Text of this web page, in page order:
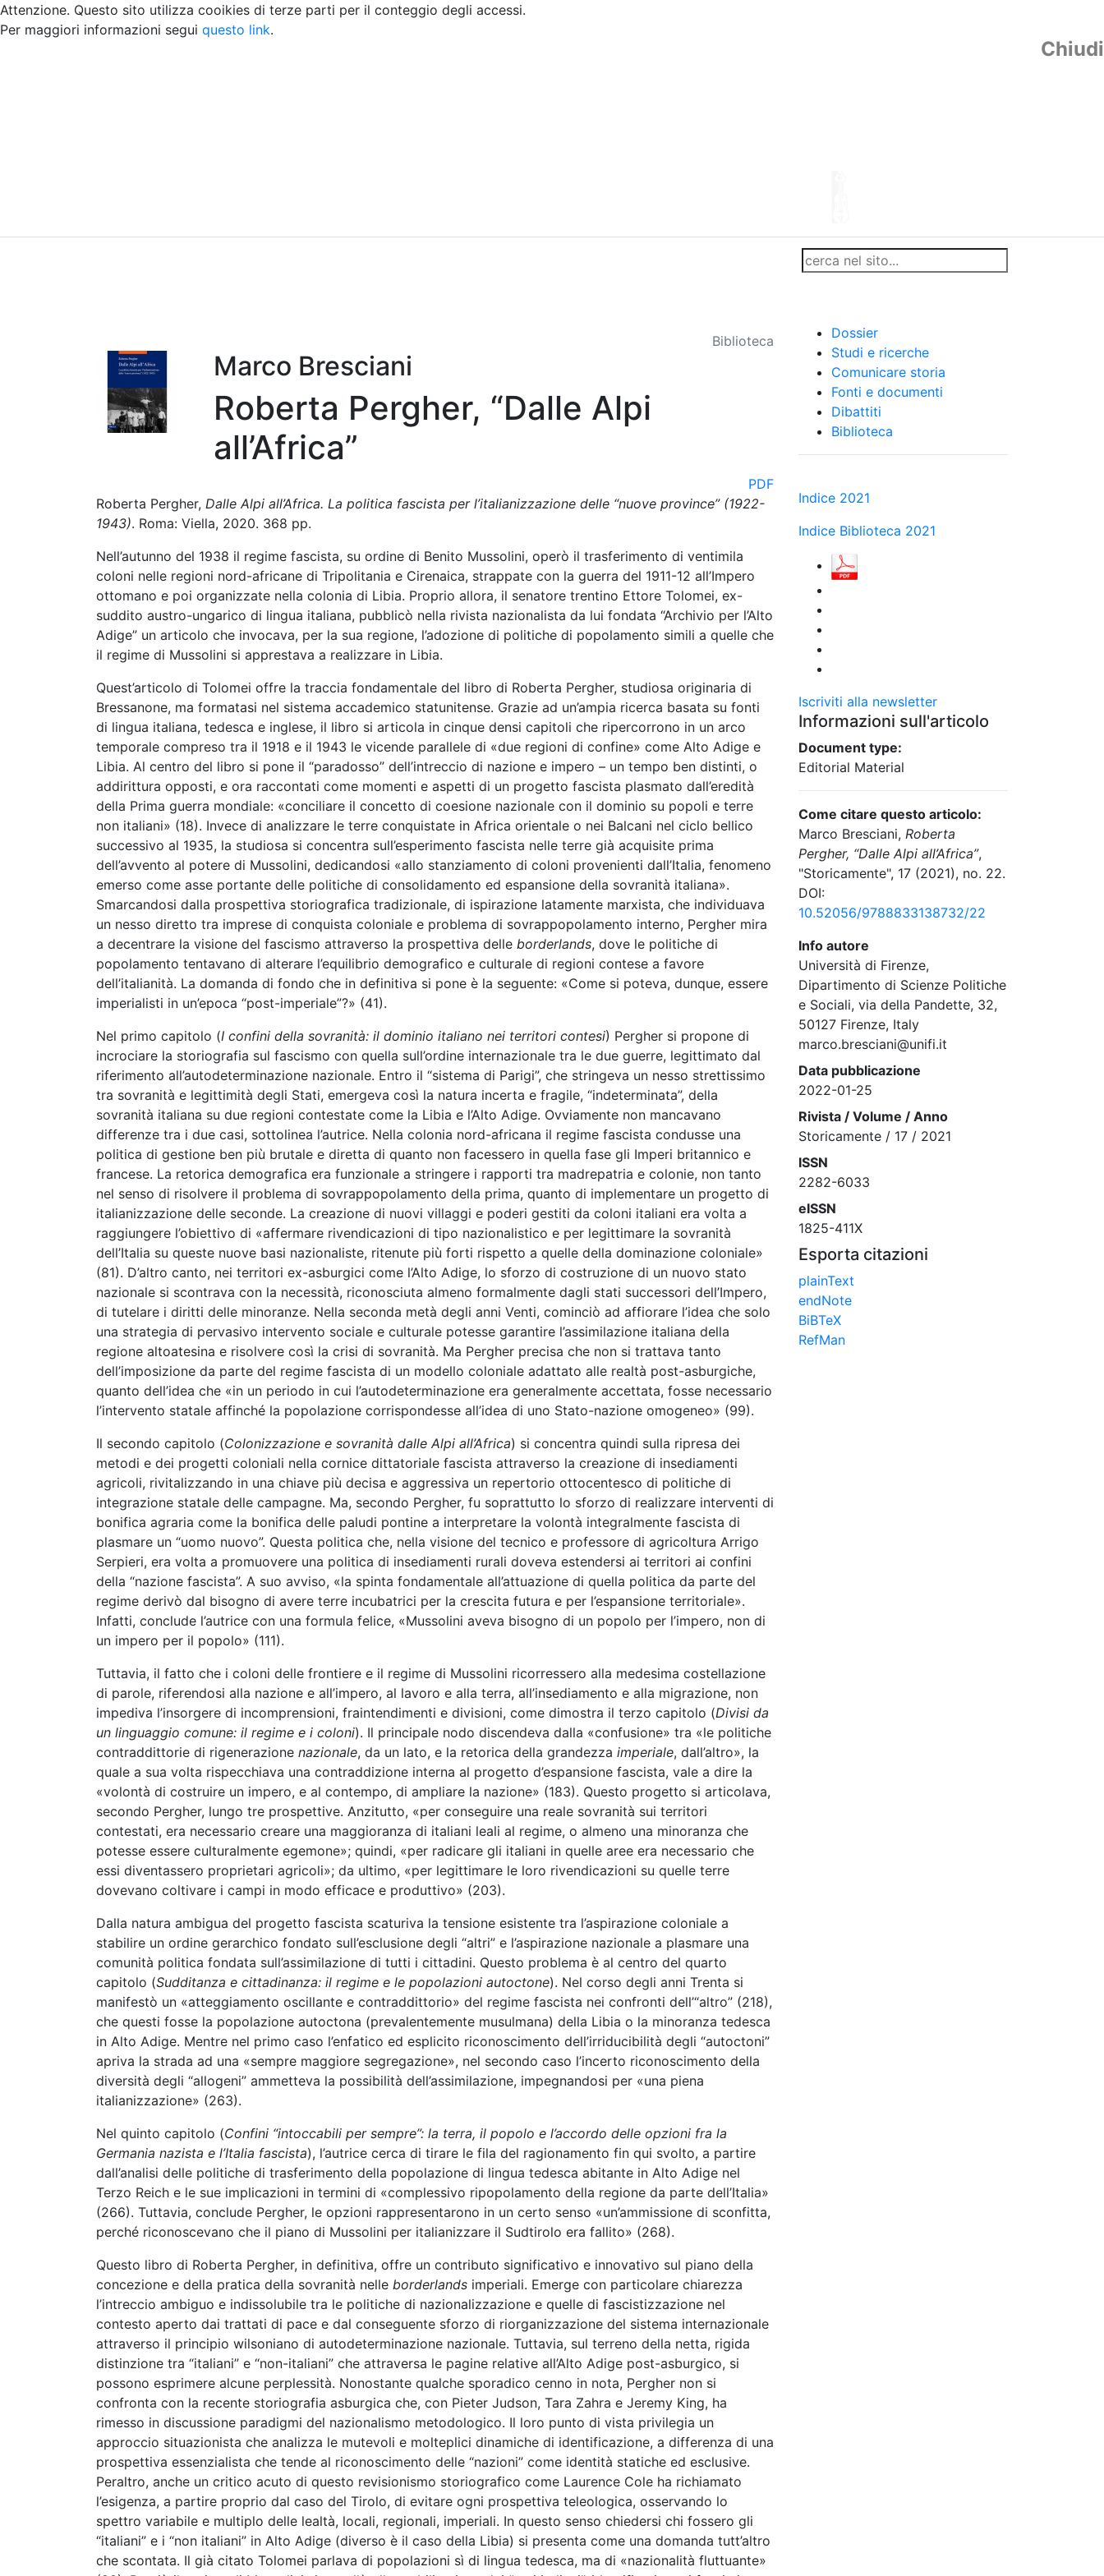
Attenzione. Questo sito utilizza cooikies di terze parti per il conteggio degli accessi.
Per maggiori informazioni segui questo link.
Chiudi
Biblioteca
Marco Bresciani
Roberta Pergher, “Dalle Alpi
all’Africa”
PDF
Roberta Pergher, Dalle Alpi all’Africa. La politica fascista per l’italianizzazione delle “nuove province” (1922-
1943). Roma: Viella, 2020. 368 pp.
Nell’autunno del 1938 il regime fascista, su ordine di Benito Mussolini, operò il trasferimento di ventimila
coloni nelle regioni nord-africane di Tripolitania e Cirenaica, strappate con la guerra del 1911-12 all’Impero
ottomano e poi organizzate nella colonia di Libia. Proprio allora, il senatore trentino Ettore Tolomei, ex-
suddito austro-ungarico di lingua italiana, pubblicò nella rivista nazionalista da lui fondata “Archivio per l’Alto
Adige” un articolo che invocava, per la sua regione, l’adozione di politiche di popolamento simili a quelle che
il regime di Mussolini si apprestava a realizzare in Libia.
Quest’articolo di Tolomei offre la traccia fondamentale del libro di Roberta Pergher, studiosa originaria di
Bressanone, ma formatasi nel sistema accademico statunitense. Grazie ad un’ampia ricerca basata su fonti
di lingua italiana, tedesca e inglese, il libro si articola in cinque densi capitoli che ripercorrono in un arco
temporale compreso tra il 1918 e il 1943 le vicende parallele di «due regioni di confine» come Alto Adige e
Libia. Al centro del libro si pone il “paradosso” dell’intreccio di nazione e impero – un tempo ben distinti, o
addirittura opposti, e ora raccontati come momenti e aspetti di un progetto fascista plasmato dall’eredità
della Prima guerra mondiale: «conciliare il concetto di coesione nazionale con il dominio su popoli e terre
non italiani» (18). Invece di analizzare le terre conquistate in Africa orientale o nei Balcani nel ciclo bellico
successivo al 1935, la studiosa si concentra sull’esperimento fascista nelle terre già acquisite prima
dell’avvento al potere di Mussolini, dedicandosi «allo stanziamento di coloni provenienti dall’Italia, fenomeno
emerso come asse portante delle politiche di consolidamento ed espansione della sovranità italiana».
Smarcandosi dalla prospettiva storiografica tradizionale, di ispirazione latamente marxista, che individuava
un nesso diretto tra imprese di conquista coloniale e problema di sovrappopolamento interno, Pergher mira
a decentrare la visione del fascismo attraverso la prospettiva delle borderlands, dove le politiche di
popolamento tentavano di alterare l’equilibrio demografico e culturale di regioni contese a favore
dell’italianità. La domanda di fondo che in definitiva si pone è la seguente: «Come si poteva, dunque, essere
imperialisti in un’epoca “post-imperiale”?» (41).
Nel primo capitolo (I confini della sovranità: il dominio italiano nei territori contesi) Pergher si propone di
incrociare la storiografia sul fascismo con quella sull’ordine internazionale tra le due guerre, legittimato dal
riferimento all’autodeterminazione nazionale. Entro il “sistema di Parigi”, che stringeva un nesso strettissimo
tra sovranità e legittimità degli Stati, emergeva così la natura incerta e fragile, “indeterminata”, della
sovranità italiana su due regioni contestate come la Libia e l’Alto Adige. Ovviamente non mancavano
differenze tra i due casi, sottolinea l’autrice. Nella colonia nord-africana il regime fascista condusse una
politica di gestione ben più brutale e diretta di quanto non facessero in quella fase gli Imperi britannico e
francese. La retorica demografica era funzionale a stringere i rapporti tra madrepatria e colonie, non tanto
nel senso di risolvere il problema di sovrappopolamento della prima, quanto di implementare un progetto di
italianizzazione delle seconde. La creazione di nuovi villaggi e poderi gestiti da coloni italiani era volta a
raggiungere l’obiettivo di «affermare rivendicazioni di tipo nazionalistico e per legittimare la sovranità
dell’Italia su queste nuove basi nazionaliste, ritenute più forti rispetto a quelle della dominazione coloniale»
(81). D’altro canto, nei territori ex-asburgici come l’Alto Adige, lo sforzo di costruzione di un nuovo stato
nazionale si scontrava con la necessità, riconosciuta almeno formalmente dagli stati successori dell’Impero,
di tutelare i diritti delle minoranze. Nella seconda metà degli anni Venti, cominciò ad affiorare l’idea che solo
una strategia di pervasivo intervento sociale e culturale potesse garantire l’assimilazione italiana della
regione altoatesina e risolvere così la crisi di sovranità. Ma Pergher precisa che non si trattava tanto
dell’imposizione da parte del regime fascista di un modello coloniale adattato alle realtà post-asburgiche,
quanto dell’idea che «in un periodo in cui l’autodeterminazione era generalmente accettata, fosse necessario
l’intervento statale affinché la popolazione corrispondesse all’idea di uno Stato-nazione omogeneo» (99).
Il secondo capitolo (Colonizzazione e sovranità dalle Alpi all’Africa) si concentra quindi sulla ripresa dei
metodi e dei progetti coloniali nella cornice dittatoriale fascista attraverso la creazione di insediamenti
agricoli, rivitalizzando in una chiave più decisa e aggressiva un repertorio ottocentesco di politiche di
integrazione statale delle campagne. Ma, secondo Pergher, fu soprattutto lo sforzo di realizzare interventi di
bonifica agraria come la bonifica delle paludi pontine a interpretare la volontà integralmente fascista di
plasmare un “uomo nuovo”. Questa politica che, nella visione del tecnico e professore di agricoltura Arrigo
Serpieri, era volta a promuovere una politica di insediamenti rurali doveva estendersi ai territori ai confini
della “nazione fascista”. A suo avviso, «la spinta fondamentale all’attuazione di quella politica da parte del
regime derivò dal bisogno di avere terre incubatrici per la crescita futura e per l’espansione territoriale».
Infatti, conclude l’autrice con una formula felice, «Mussolini aveva bisogno di un popolo per l’impero, non di
un impero per il popolo» (111).
Tuttavia, il fatto che i coloni delle frontiere e il regime di Mussolini ricorressero alla medesima costellazione
di parole, riferendosi alla nazione e all’impero, al lavoro e alla terra, all’insediamento e alla migrazione, non
impediva l’insorgere di incomprensioni, fraintendimenti e divisioni, come dimostra il terzo capitolo (Divisi da
un linguaggio comune: il regime e i coloni). Il principale nodo discendeva dalla «confusione» tra «le politiche
contraddittorie di rigenerazione nazionale, da un lato, e la retorica della grandezza imperiale, dall’altro», la
quale a sua volta rispecchiava una contraddizione interna al progetto d’espansione fascista, vale a dire la
«volontà di costruire un impero, e al contempo, di ampliare la nazione» (183). Questo progetto si articolava,
secondo Pergher, lungo tre prospettive. Anzitutto, «per conseguire una reale sovranità sui territori
contestati, era necessario creare una maggioranza di italiani leali al regime, o almeno una minoranza che
potesse essere culturalmente egemone»; quindi, «per radicare gli italiani in quelle aree era necessario che
essi diventassero proprietari agricoli»; da ultimo, «per legittimare le loro rivendicazioni su quelle terre
dovevano coltivare i campi in modo efficace e produttivo» (203).
Dalla natura ambigua del progetto fascista scaturiva la tensione esistente tra l’aspirazione coloniale a
stabilire un ordine gerarchico fondato sull’esclusione degli “altri” e l’aspirazione nazionale a plasmare una
comunità politica fondata sull’assimilazione di tutti i cittadini. Questo problema è al centro del quarto
capitolo (Sudditanza e cittadinanza: il regime e le popolazioni autoctone). Nel corso degli anni Trenta si
manifestò un «atteggiamento oscillante e contraddittorio» del regime fascista nei confronti dell’“altro” (218),
che questi fosse la popolazione autoctona (prevalentemente musulmana) della Libia o la minoranza tedesca
in Alto Adige. Mentre nel primo caso l’enfatico ed esplicito riconoscimento dell’irriducibilità degli “autoctoni”
apriva la strada ad una «sempre maggiore segregazione», nel secondo caso l’incerto riconoscimento della
diversità degli “allogeni” ammetteva la possibilità dell’assimilazione, impegnandosi per «una piena
italianizzazione» (263).
Nel quinto capitolo (Confini “intoccabili per sempre”: la terra, il popolo e l’accordo delle opzioni fra la
Germania nazista e l’Italia fascista), l’autrice cerca di tirare le fila del ragionamento fin qui svolto, a partire
dall’analisi delle politiche di trasferimento della popolazione di lingua tedesca abitante in Alto Adige nel
Terzo Reich e le sue implicazioni in termini di «complessivo ripopolamento della regione da parte dell’Italia»
(266). Tuttavia, conclude Pergher, le opzioni rappresentarono in un certo senso «un’ammissione di sconfitta,
perché riconoscevano che il piano di Mussolini per italianizzare il Sudtirolo era fallito» (268).
Questo libro di Roberta Pergher, in definitiva, offre un contributo significativo e innovativo sul piano della
concezione e della pratica della sovranità nelle borderlands imperiali. Emerge con particolare chiarezza
l’intreccio ambiguo e indissolubile tra le politiche di nazionalizzazione e quelle di fascistizzazione nel
contesto aperto dai trattati di pace e dal conseguente sforzo di riorganizzazione del sistema internazionale
attraverso il principio wilsoniano di autodeterminazione nazionale. Tuttavia, sul terreno della netta, rigida
distinzione tra “italiani” e “non-italiani” che attraversa le pagine relative all’Alto Adige post-asburgico, si
possono esprimere alcune perplessità. Nonostante qualche sporadico cenno in nota, Pergher non si
confronta con la recente storiografia asburgica che, con Pieter Judson, Tara Zahra e Jeremy King, ha
rimesso in discussione paradigmi del nazionalismo metodologico. Il loro punto di vista privilegia un
approccio situazionista che analizza le mutevoli e molteplici dinamiche di identificazione, a differenza di una
prospettiva essenzialista che tende al riconoscimento delle “nazioni” come identità statiche ed esclusive.
Peraltro, anche un critico acuto di questo revisionismo storiografico come Laurence Cole ha richiamato
l’esigenza, a partire proprio dal caso del Tirolo, di evitare ogni prospettiva teleologica, osservando lo
spettro variabile e multiplo delle lealtà, locali, regionali, imperiali. In questo senso chiedersi chi fossero gli
“italiani” e i “non italiani” in Alto Adige (diverso è il caso della Libia) si presenta come una domanda tutt’altro
che scontata. Il già citato Tolomei parlava di popolazioni sì di lingua tedesca, ma di «nazionalità fluttuante»
Dossier
Studi e ricerche
Comunicare storia
Fonti e documenti
Dibattiti
Biblioteca
Indice 2021
Indice Biblioteca 2021
Iscriviti alla newsletter
Informazioni sull'articolo
Document type:
Editorial Material
Come citare questo articolo:
Marco Bresciani, Roberta
Pergher, “Dalle Alpi all’Africa”,
"Storicamente", 17 (2021), no. 22.
DOI:
10.52056/9788833138732/22
Info autore
Università di Firenze,
Dipartimento di Scienze Politiche
e Sociali, via della Pandette, 32,
50127 Firenze, Italy
marco.bresciani@unifi.it
Data pubblicazione
2022-01-25
Rivista / Volume / Anno
Storicamente / 17 / 2021
ISSN
2282-6033
eISSN
1825-411X
Esporta citazioni
plainText
endNote
BiBTeX
RefMan